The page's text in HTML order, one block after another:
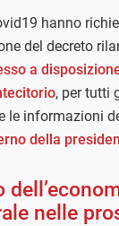
hanno
del decreto
a
, per tutti
le informazioni
della
nelle